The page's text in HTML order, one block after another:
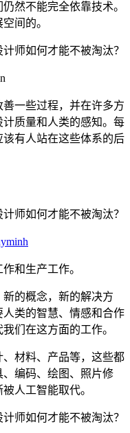
然不能完全依靠技术。
间的。
一些过程，并在许多方
质量和人类的感知。每
有人站在这些体系的后
和生产工作。
的概念，新的解决方
类的智慧、情感和合作
们在这方面的工作。
材料、产品等，这些都
编码、绘图、照片修
人工智能取代。